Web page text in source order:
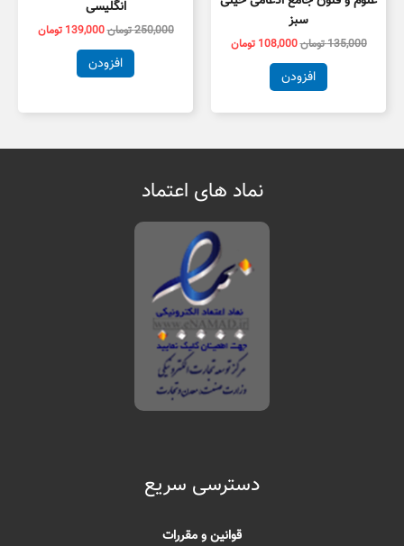
سبز
135,000تومان108,000 تومان
افزودن
انگلیسی
250,000تومان139,000 تومان
افزودن
نماد های اعتماد
دسترسی سریع
قوانین و مقررات